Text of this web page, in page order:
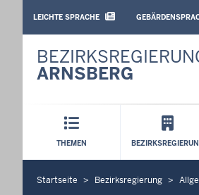
SPRACHEN
LEICHTE SPRACHE
ARNSBERG
Hauptmenü
THEMEN
S
Startseite Bezirksregierung